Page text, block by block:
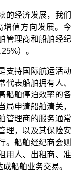
的经济发展，我们
增值方向发展。今
管理商和船舶经纪
）。
支持国际航运活动
代表船舶拥有人、
船舶停泊效率的各
局申请船舶清关，
管理商的服务通常
理，以及其保险安
。船舶经纪商会则
用人、出租商、准
船舶业务交易。